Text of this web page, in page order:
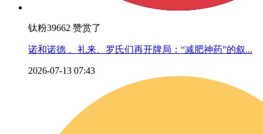
钛粉39662 赞赏了
诺和诺德 、礼来、罗氏们再开牌局：“减肥神药”的叙...
2026-07-13 07:43